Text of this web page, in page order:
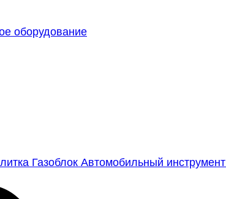
оборудование
Газоблок Автомобильный инструмент